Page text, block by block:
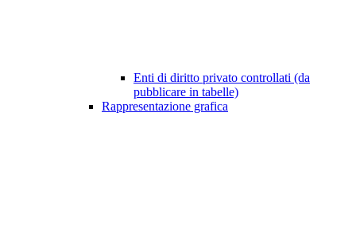
Enti di diritto privato controllati (da
pubblicare in tabelle)
Rappresentazione grafica